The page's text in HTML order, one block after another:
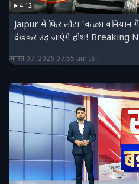
4:12
Jaipur में फिर लौटा 'कच्छा बनियान
देखकर उड़ जाएंगे होश! Breaking
अगस्त 07, 2026 07:55 am IST